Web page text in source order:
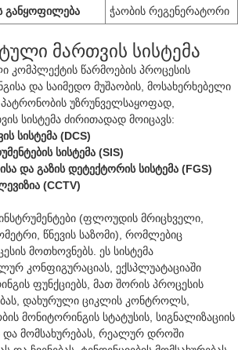
განყოფილება ჭაობის რეგენერატორი
მართვის სისტემა
კომპლექტის წარმოების პროცესის
და საიმედო მუშაობის, მოსახერხებელი
უზრუნველსაყოფად,
სისტემა ძირითადად მოიცავს:
სისტემა (DCS)
სისტემა (SIS)
და გაზის დეტექტორის სისტემა (FGS)
(CCTV)
(ფლოუდის მრიცხველი,
წნევის საზომი), რომლებიც
მოთხოვნებს. ეს სისტემა
კონფიგურაციას, ექსპლუატაციაში
ფუნქციებს, მათ შორის პროცესის
დახურული ციკლის კონტროლს,
მონიტორინგის სტატუსის, სიგნალიზაციის
მომსახურებას, რეალურ დროში